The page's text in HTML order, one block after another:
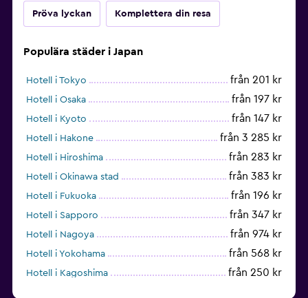
Pröva lyckan Komplettera din resa
Populära städer i Japan
Hotell i Tokyo från 201 kr
Hotell i Osaka från 197 kr
Hotell i Kyoto från 147 kr
Hotell i Hakone från 3 285 kr
Hotell i Hiroshima från 283 kr
Hotell i Okinawa stad från 383 kr
Hotell i Fukuoka från 196 kr
Hotell i Sapporo från 347 kr
Hotell i Nagoya från 974 kr
Hotell i Yokohama från 568 kr
Hotell i Kagoshima från 250 kr